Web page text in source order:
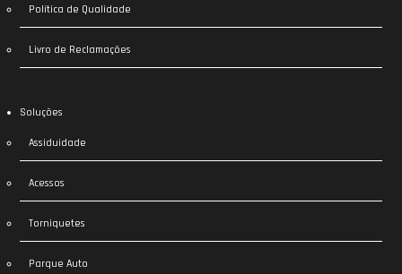
Política de Qualidade
Livro de Reclamações
Soluções
Assiduidade
Acessos
Torniquetes
Parque Auto